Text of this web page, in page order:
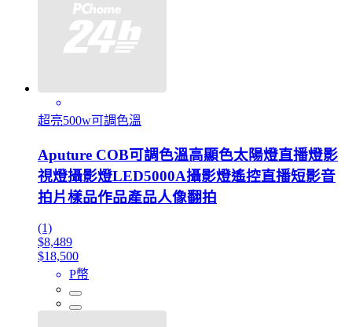
超亮500w可調色溫
Aputure COB可調色溫高顯色太陽燈直播燈影
視燈攝影燈LED5000A攝影燈遙控直播短影音
拍片樣品作品產品人像翻拍
(1)
$8,489
$18,500
P幣